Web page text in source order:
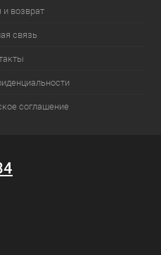
и возврат
связь
соглашение